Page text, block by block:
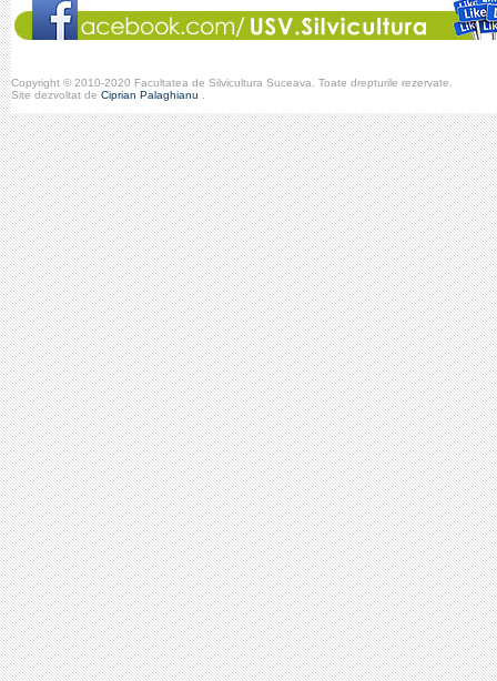
Copyright © 2010-2020 Facultatea de Silvicultura Suceava. Toate drepturile rezervate.
Site dezvoltat de Ciprian Palaghianu